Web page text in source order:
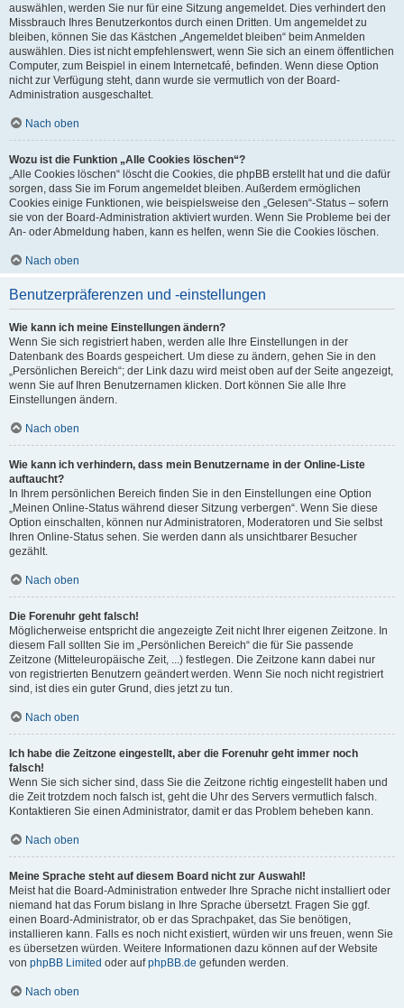
auswählen, werden Sie nur für eine Sitzung angemeldet. Dies verhindert den
Missbrauch Ihres Benutzerkontos durch einen Dritten. Um angemeldet zu
bleiben, können Sie das Kästchen „Angemeldet bleiben“ beim Anmelden
auswählen. Dies ist nicht empfehlenswert, wenn Sie sich an einem öffentlichen
Computer, zum Beispiel in einem Internetcafé, befinden. Wenn diese Option
nicht zur Verfügung steht, dann wurde sie vermutlich von der Board-
Administration ausgeschaltet.
Nach oben
Wozu ist die Funktion „Alle Cookies löschen“?
„Alle Cookies löschen“ löscht die Cookies, die phpBB erstellt hat und die dafür
sorgen, dass Sie im Forum angemeldet bleiben. Außerdem ermöglichen
Cookies einige Funktionen, wie beispielsweise den „Gelesen“-Status – sofern
sie von der Board-Administration aktiviert wurden. Wenn Sie Probleme bei der
An- oder Abmeldung haben, kann es helfen, wenn Sie die Cookies löschen.
Nach oben
Benutzerpräferenzen und -einstellungen
Wie kann ich meine Einstellungen ändern?
Wenn Sie sich registriert haben, werden alle Ihre Einstellungen in der
Datenbank des Boards gespeichert. Um diese zu ändern, gehen Sie in den
„Persönlichen Bereich“; der Link dazu wird meist oben auf der Seite angezeigt,
wenn Sie auf Ihren Benutzernamen klicken. Dort können Sie alle Ihre
Einstellungen ändern.
Nach oben
Wie kann ich verhindern, dass mein Benutzername in der Online-Liste
auftaucht?
In Ihrem persönlichen Bereich finden Sie in den Einstellungen eine Option
„Meinen Online-Status während dieser Sitzung verbergen“. Wenn Sie diese
Option einschalten, können nur Administratoren, Moderatoren und Sie selbst
Ihren Online-Status sehen. Sie werden dann als unsichtbarer Besucher
gezählt.
Nach oben
Die Forenuhr geht falsch!
Möglicherweise entspricht die angezeigte Zeit nicht Ihrer eigenen Zeitzone. In
diesem Fall sollten Sie im „Persönlichen Bereich“ die für Sie passende
Zeitzone (Mitteleuropäische Zeit, ...) festlegen. Die Zeitzone kann dabei nur
von registrierten Benutzern geändert werden. Wenn Sie noch nicht registriert
sind, ist dies ein guter Grund, dies jetzt zu tun.
Nach oben
Ich habe die Zeitzone eingestellt, aber die Forenuhr geht immer noch
falsch!
Wenn Sie sich sicher sind, dass Sie die Zeitzone richtig eingestellt haben und
die Zeit trotzdem noch falsch ist, geht die Uhr des Servers vermutlich falsch.
Kontaktieren Sie einen Administrator, damit er das Problem beheben kann.
Nach oben
Meine Sprache steht auf diesem Board nicht zur Auswahl!
Meist hat die Board-Administration entweder Ihre Sprache nicht installiert oder
niemand hat das Forum bislang in Ihre Sprache übersetzt. Fragen Sie ggf.
einen Board-Administrator, ob er das Sprachpaket, das Sie benötigen,
installieren kann. Falls es noch nicht existiert, würden wir uns freuen, wenn Sie
es übersetzen würden. Weitere Informationen dazu können auf der Website
von phpBB Limited oder aufphpBB.de gefunden werden.
Nach oben